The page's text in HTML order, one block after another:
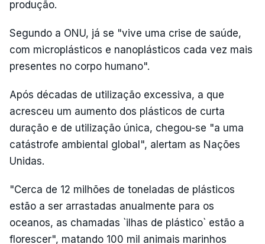
produção.
Segundo a ONU, já se "vive uma crise de saúde,
com microplásticos e nanoplásticos cada vez mais
presentes no corpo humano".
Após décadas de utilização excessiva, a que
acresceu um aumento dos plásticos de curta
duração e de utilização única, chegou-se "a uma
catástrofe ambiental global", alertam as Nações
Unidas.
"Cerca de 12 milhões de toneladas de plásticos
estão a ser arrastadas anualmente para os
oceanos, as chamadas `ilhas de plástico` estão a
florescer", matando 100 mil animais marinhos